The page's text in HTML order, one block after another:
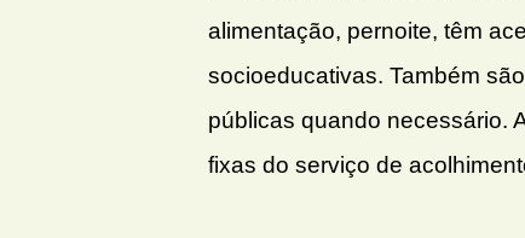
alimentação, pernoite, têm
socioeducativas. Também
públicas quando necessário.
fixas do serviço de